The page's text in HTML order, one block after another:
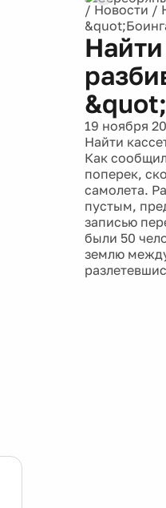
/ Новости /
19 ноября
Найти
Как
поперек,
самолета.
пустым,
записью
были 50
землю